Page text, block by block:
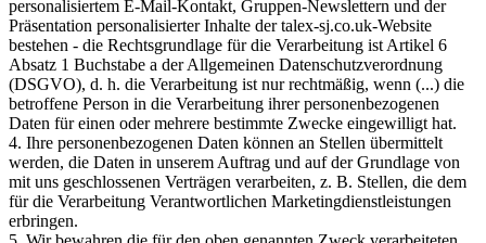
personalisiertem E-Mail-Kontakt, Gruppen-Newslettern und der
Präsentation personalisierter Inhalte der talex-sj.co.uk-Website
bestehen - die Rechtsgrundlage für die Verarbeitung ist Artikel 6
Absatz 1 Buchstabe a der Allgemeinen Datenschutzverordnung
(DSGVO), d. h. die Verarbeitung ist nur rechtmäßig, wenn (...) die
betroffene Person in die Verarbeitung ihrer personenbezogenen
Daten für einen oder mehrere bestimmte Zwecke eingewilligt hat.
4. Ihre personenbezogenen Daten können an Stellen übermittelt
werden, die Daten in unserem Auftrag und auf der Grundlage von
mit uns geschlossenen Verträgen verarbeiten, z. B. Stellen, die dem
für die Verarbeitung Verantwortlichen Marketingdienstleistungen
erbringen.